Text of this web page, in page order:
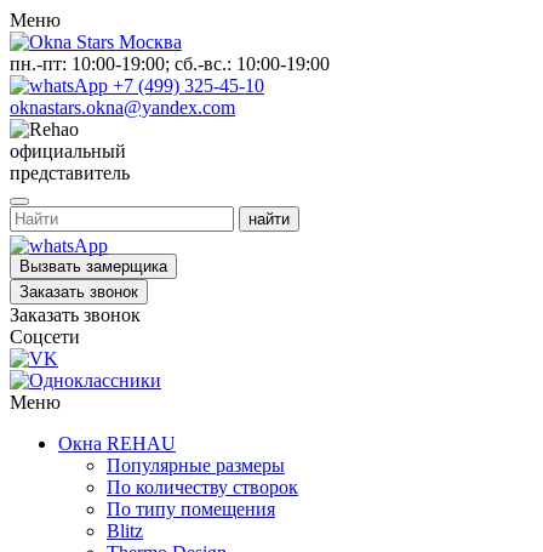
Меню
пн.-пт: 10:00-19:00; сб.-вс.: 10:00-19:00
+7 (499) 325-45-10
oknastars.okna@yandex.com
официальный
представитель
Вызвать замерщика
Заказать звонок
Заказать звонок
Соцсети
Меню
Окна REHAU
Популярные размеры
По количеству створок
По типу помещения
Blitz